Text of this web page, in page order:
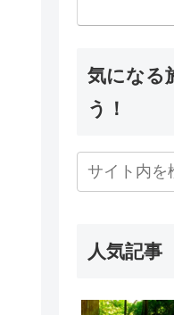
気になる
う！
人気記事